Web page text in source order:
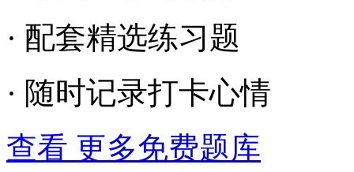
· 配套精选练习题
· 随时记录打卡心情
查看 更多免费题库